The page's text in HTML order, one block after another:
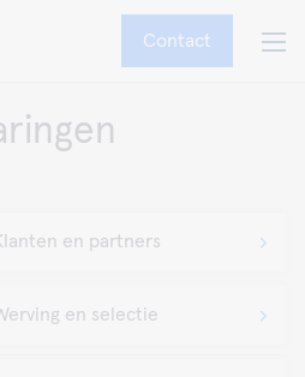
Contact
en partners
en selectie